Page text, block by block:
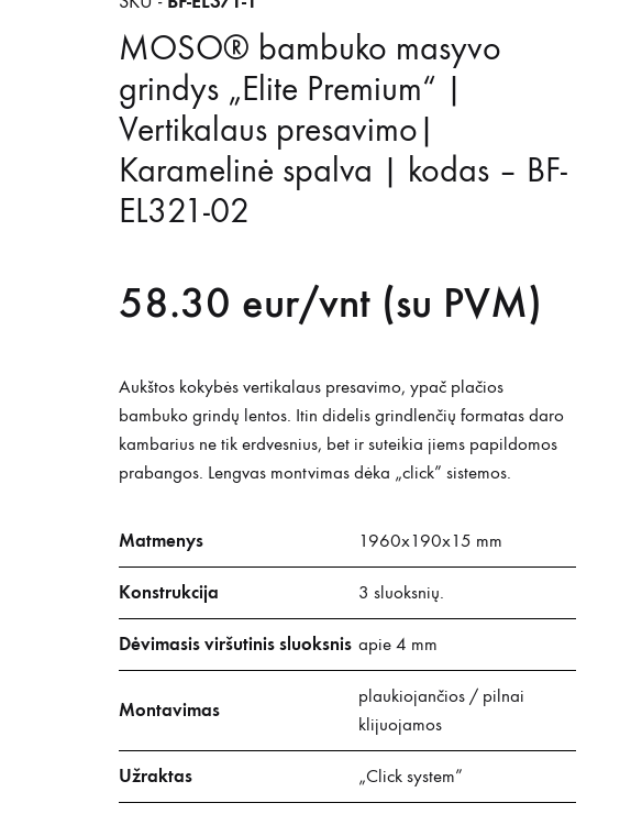
MOSO® bambuko masyvo
grindys „Elite Premium“ |
Vertikalaus presavimo|
Karamelinė spalva | kodas – BF-
EL321-02
58.30 eur/vnt (su PVM)
Aukštos kokybės vertikalaus presavimo, ypač plačios
bambuko grindų lentos. Itin didelis grindlenčių formatas daro
kambarius ne tik erdvesnius, bet ir suteikia jiems papildomos
prabangos. Lengvas montvimas dėka „click” sistemos.
Matmenys 1960x190x15 mm
Konstrukcija 3 sluoksnių.
Dėvimasis viršutinis sluoksnis apie 4 mm
Montavimas
plaukiojančios / pilnai
klijuojamos
Užraktas „Click system”